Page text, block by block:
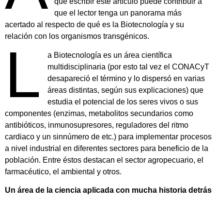
que el lector tenga un panorama más
acertado al respecto de qué es la Biotecnología y su
relación con los organismos transgénicos.
L
a Biotecnología es un área científica
multidisciplinaria (por esto tal vez el CONACyT
desapareció el término y lo dispersó en varias
áreas distintas, según sus explicaciones) que
estudia el potencial de los seres vivos o sus
componentes (enzimas, metabolitos secundarios como
antibióticos, inmunosupresores, reguladores del ritmo
cardiaco y un sinnúmero de etc.) para implementar procesos
a nivel industrial en diferentes sectores para beneficio de la
población. Entre éstos destacan el sector agropecuario, el
farmacéutico, el ambiental y otros.
Un área de la ciencia aplicada con mucha historia detrás